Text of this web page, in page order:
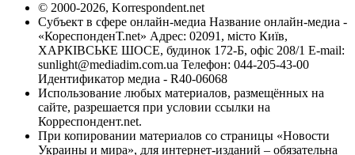
© 2000-2026, Korrespondent.net
Субъект в сфере онлайн-медиа Название онлайн-медиа -
«КореспонденТ.net» Адрес: 02091, місто Київ,
ХАРКІВСЬКЕ ШОСЕ, будинок 172-Б, офіс 208/1 E-mail:
sunlight@mediadim.com.ua Телефон: 044-205-43-00
Идентификатор медиа - R40-06068
Использование любых материалов, размещённых на
сайте, разрешается при условии ссылки на
Корреспондент.net.
При копировании материалов со страницы «Новости
Украины и мира», для интернет-изданий – обязательна